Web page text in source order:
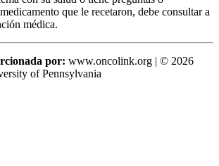
que le recetaron, debe consultar a
médica.
por: www.oncolink.org | © 2026
of Pennsylvania